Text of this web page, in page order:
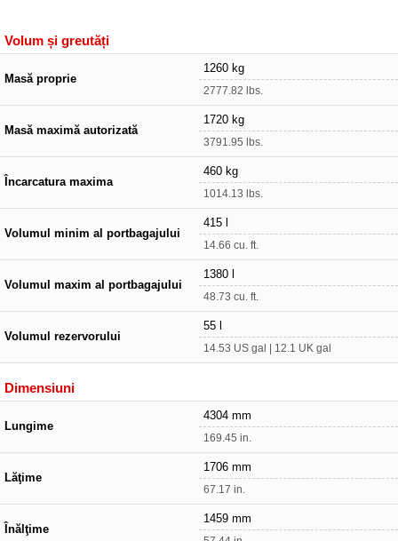
Volum și greutăți
Masă proprie
1260 kg
2777.82 lbs.
Masă maximă autorizată
1720 kg
3791.95 lbs.
Încarcatura maxima
460 kg
1014.13 lbs.
Volumul minim al portbagajului
415 l
14.66 cu. ft.
Volumul maxim al portbagajului
1380 l
48.73 cu. ft.
Volumul rezervorului
55 l
14.53 US gal | 12.1 UK gal
Dimensiuni
Lungime
4304 mm
169.45 in.
Lăţime
1706 mm
67.17 in.
Înălţime
1459 mm